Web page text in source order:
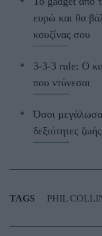
ευρώ και θα
κουζίνας σου
3-3-3 rule: Ο
που ντύνεσαι
Όσοι
δεξιότητες
TAGS PHIL